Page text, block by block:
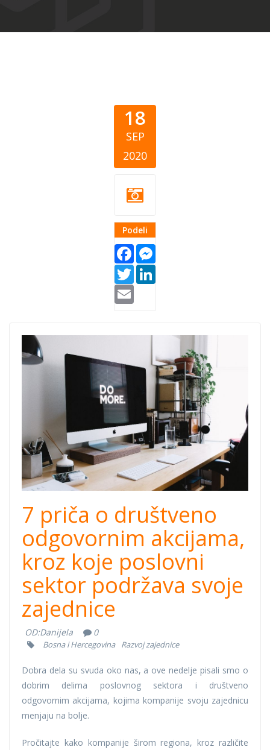
18
SEP
2020
Podeli
Facebook
Twitter
drustveno-
odgovorne-
akcije.jpg
7 priča o društveno
odgovornim akcijama,
kroz koje poslovni
sektor podržava svoje
zajednice
OD:Danijela 0
Bosna i Hercegovina Razvoj zajednice
Dobra dela su svuda oko nas, a ove nedelje pisali smo o
dobrim delima poslovnog sektora i društveno
odgovornim akcijama, kojima kompanije svoju zajednicu
menjaju na bolje.
Pročitajte kako kompanije širom regiona, kroz različite